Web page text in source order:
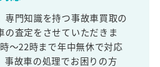
専門知識を持つ事故車買取の
の査定をさせていただきま
～22時まで年中無休で対応
事故車の処理でお困りの方